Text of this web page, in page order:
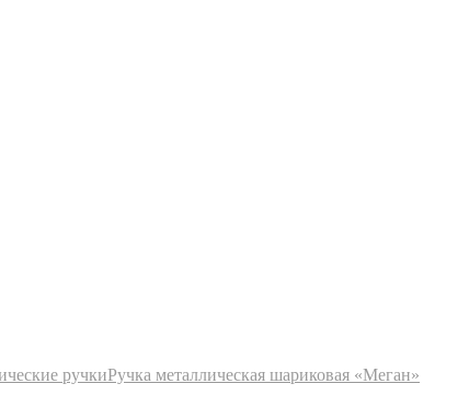
ручкиРучка металлическая шариковая «Меган»